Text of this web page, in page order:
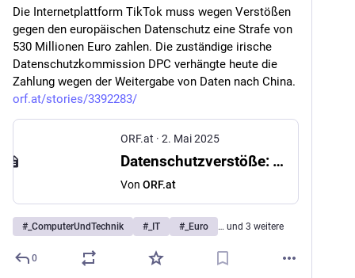
Die Internetplattform TikTok muss wegen Verstößen
gegen den europäischen Datenschutz eine Strafe von
530 Millionen Euro zahlen. Die zuständige irische
Datenschutzkommission DPC verhängte heute die
Zahlung wegen der Weitergabe von Daten nach China.
orf.at/stories/3392283/
ORF.at · 2. Mai 2025
Datenschutzverstöße: TikTok muss 530 Mio. Euro zahlen
Von ORF.at
# _ComputerUndTechnik # _IT # _Euro … und 3 weitere
0